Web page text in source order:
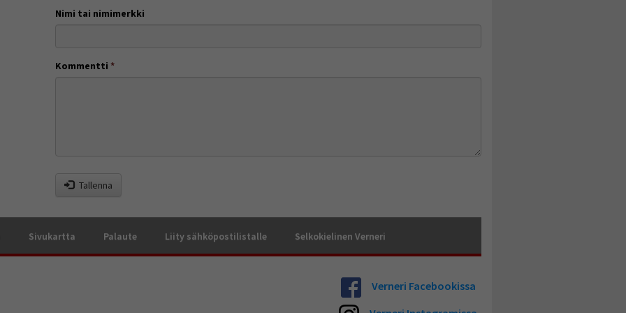
Nimi tai nimimerkki
Kommentti *
Tallenna
Sivukartta Palaute Liity sähköpostilistalle Selkokielinen Verneri
Verneri Facebookissa